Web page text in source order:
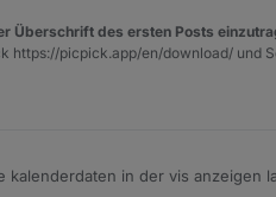
Überschrift des ersten Posts
https://picpick.app/en/download/ und
kalenderdaten in der vis anzeigen